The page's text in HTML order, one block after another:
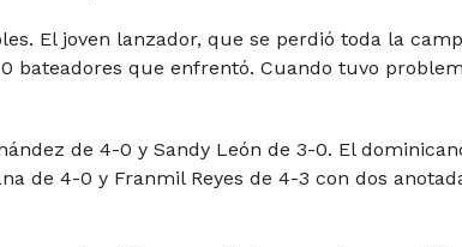
El joven lanzador, que se perdió toda la
bateadores que enfrentó. Cuando tuvo
de 4-0 y Sandy León de 3-0. El
de 4-0 y Franmil Reyes de 4-3 con dos